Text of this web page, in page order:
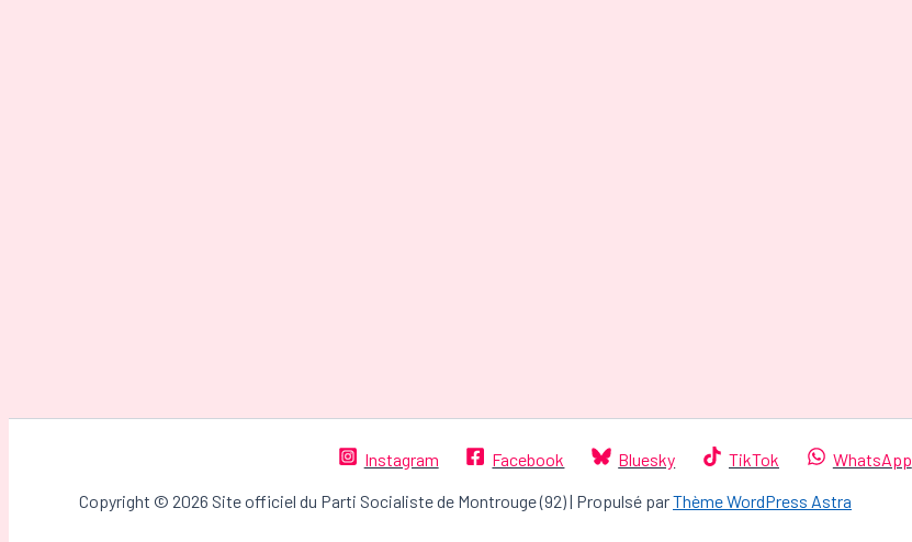
Instagram Facebook Bluesky TikTok WhatsApp
Copyright © 2026 Site officiel du Parti Socialiste de Montrouge (92) | Propulsé parThème WordPress Astra